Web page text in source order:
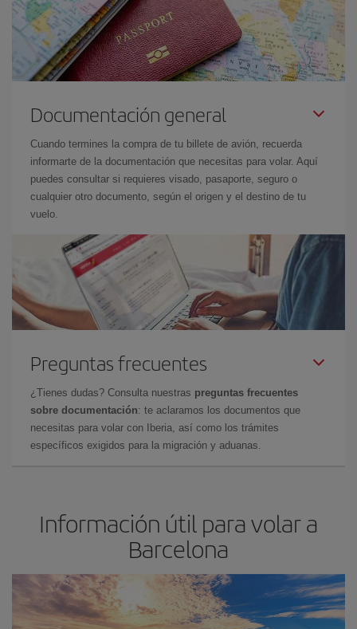
Documentación general
Cuando termines la compra de tu billete de avión, recuerda
informarte de la documentación que necesitas para volar. Aquí
puedes consultar si requieres visado, pasaporte, seguro o
cualquier otro documento, según el origen y el destino de tu
vuelo.
Preguntas frecuentes
¿Tienes dudas? Consulta nuestras preguntas frecuentes
sobre documentación: te aclaramos los documentos que
necesitas para volar con Iberia, así como los trámites
específicos exigidos para la migración y aduanas.
Información útil para volar a
Barcelona